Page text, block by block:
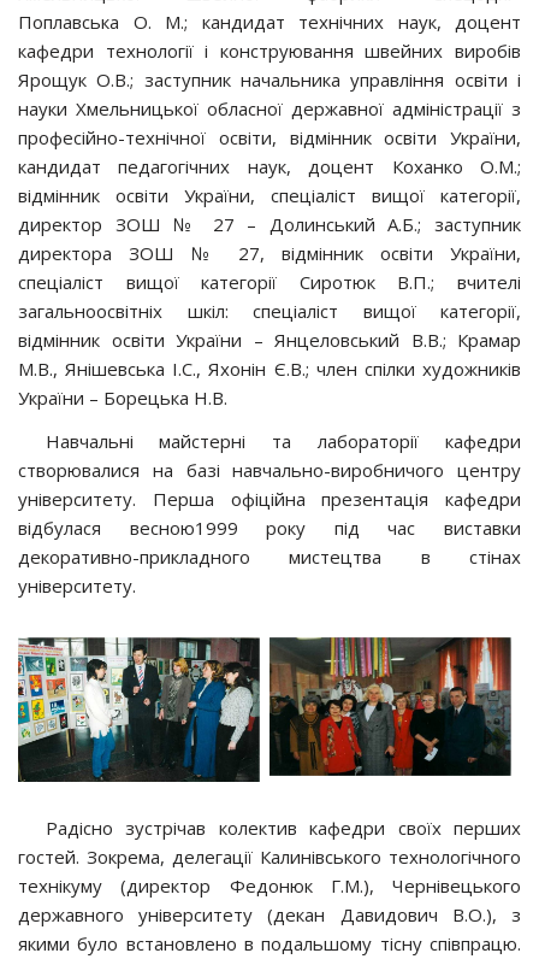
Поплавська О. М.; кандидат технічних наук, доцент
кафедри технології і конструювання швейних виробів
Ярощук О.В.; заступник начальника управління освіти і
науки Хмельницької обласної державної адміністрації з
професійно-технічної освіти, відмінник освіти України,
кандидат педагогічних наук, доцент Коханко О.М.;
відмінник освіти України, спеціаліст вищої категорії,
директор ЗОШ № 27 – Долинський А.Б.; заступник
директора ЗОШ № 27, відмінник освіти України,
спеціаліст вищої категорії Сиротюк В.П.; вчителі
загальноосвітніх шкіл: спеціаліст вищої категорії,
відмінник освіти України – Янцеловський В.В.; Крамар
М.В., Янішевська І.С., Яхонін Є.В.; член спілки художників
України – Борецька Н.В.
Навчальні майстерні та лабораторії кафедри
створювалися на базі навчально-виробничого центру
університету. Перша офіційна презентація кафедри
відбулася весною1999 року під час виставки
декоративно-прикладного мистецтва в стінах
університету.
Радісно зустрічав колектив кафедри своїх перших
гостей. Зокрема, делегації Калинівського технологічного
технікуму (директор Федонюк Г.М.), Чернівецького
державного університету (декан Давидович В.О.), з
якими було встановлено в подальшому тісну співпрацю.